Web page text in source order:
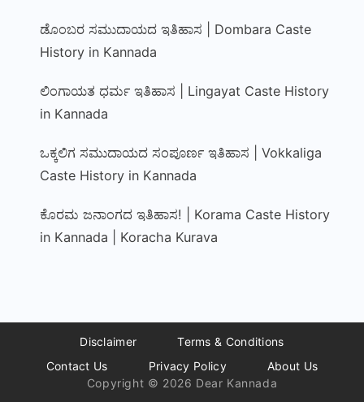
ಡೊಂಬರ ಸಮುದಾಯದ ಇತಿಹಾಸ | Dombara Caste
History in Kannada
ಲಿಂಗಾಯತ ಧರ್ಮ ಇತಿಹಾಸ | Lingayat Caste History
in Kannada
ಒಕ್ಕಲಿಗ ಸಮುದಾಯದ ಸಂಪೂರ್ಣ ಇತಿಹಾಸ | Vokkaliga
Caste History in Kannada
ಕೊರಮ ಜನಾಂಗದ ಇತಿಹಾಸ! | Korama Caste History
in Kannada | Koracha Kurava
Disclaimer
Terms & Conditions
Contact Us
Privacy Policy
About Us
Copyright © 2026 Dear Kannada